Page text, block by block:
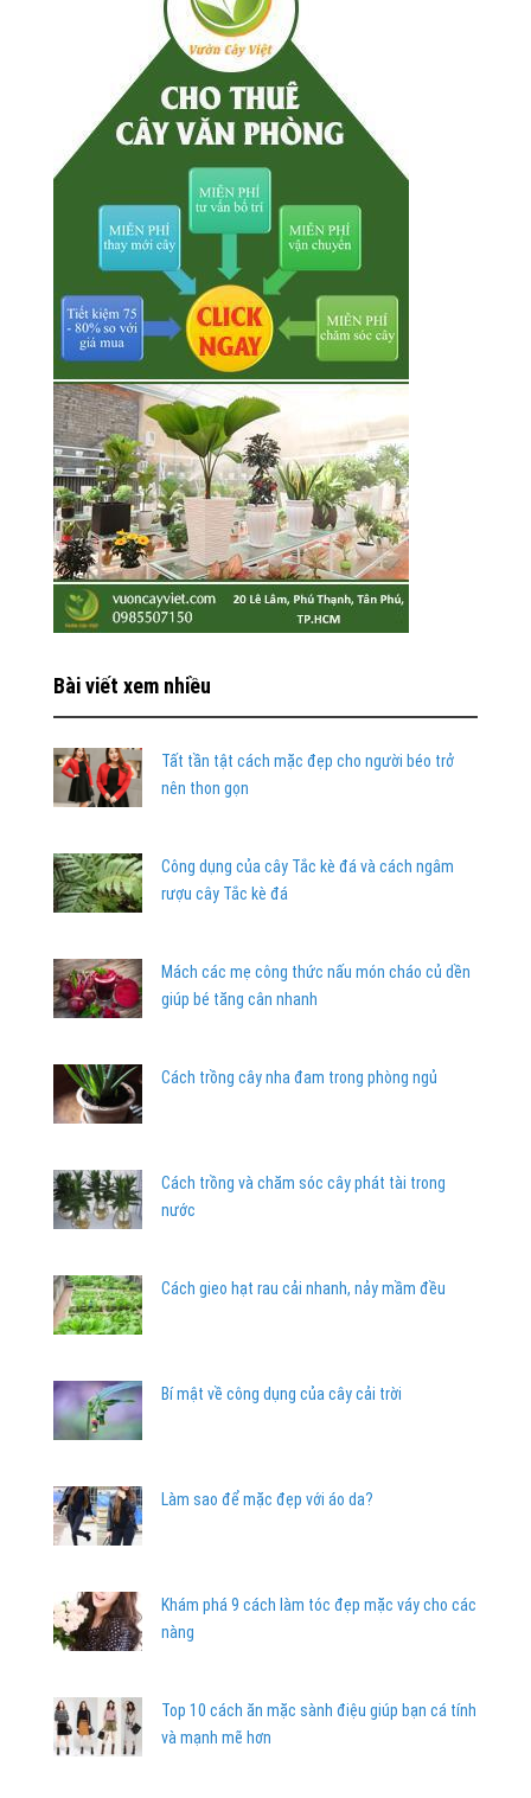
Bài viết xem nhiều
Tất tần tật cách mặc đẹp cho người béo trở
nên thon gọn
Công dụng của cây Tắc kè đá và cách ngâm
rượu cây Tắc kè đá
Mách các mẹ công thức nấu món cháo củ dền
giúp bé tăng cân nhanh
Cách trồng cây nha đam trong phòng ngủ
Cách trồng và chăm sóc cây phát tài trong
nước
Cách gieo hạt rau cải nhanh, nảy mầm đều
Bí mật về công dụng của cây cải trời
Làm sao để mặc đẹp với áo da?
Khám phá 9 cách làm tóc đẹp mặc váy cho các
nàng
Top 10 cách ăn mặc sành điệu giúp bạn cá tính
và mạnh mẽ hơn